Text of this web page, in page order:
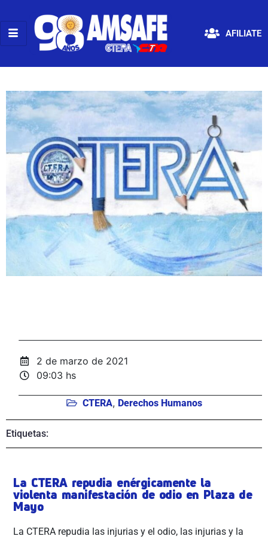
AFILIATE
2 de marzo de 2021
09:03 hs
CTERA, Derechos Humanos
Etiquetas:
La CTERA repudia enérgicamente la
violenta manifestación de odio en Plaza de
Mayo
La CTERA repudia las injurias y el odio, las injurias y la